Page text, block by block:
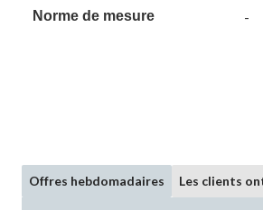
Norme de mesure -
Offres hebdomadaires Les clients